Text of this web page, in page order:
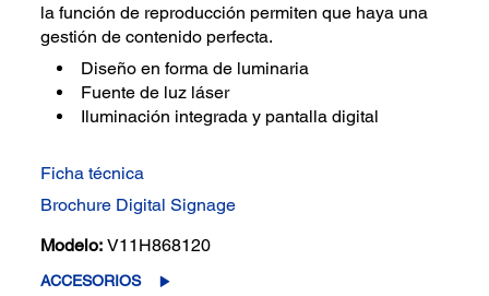
la función de reproducción permiten que haya una
gestión de contenido perfecta.
Diseño en forma de luminaria
Fuente de luz láser
Iluminación integrada y pantalla digital
Ficha técnica
Brochure Digital Signage
Modelo: V11H868120
ACCESORIOS